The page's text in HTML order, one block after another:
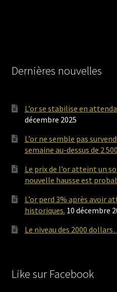
Dernières nouvelles
L’or se stabilise en
décembre 2025
L’or ne semble pas
semaine au-dessus de 2
Le prix de l’or atteint un
nouvelle hausse est
L’or perd 3% après avoir
historiques. 10 décembre
Le niveau des 2000
Like sur Facebook